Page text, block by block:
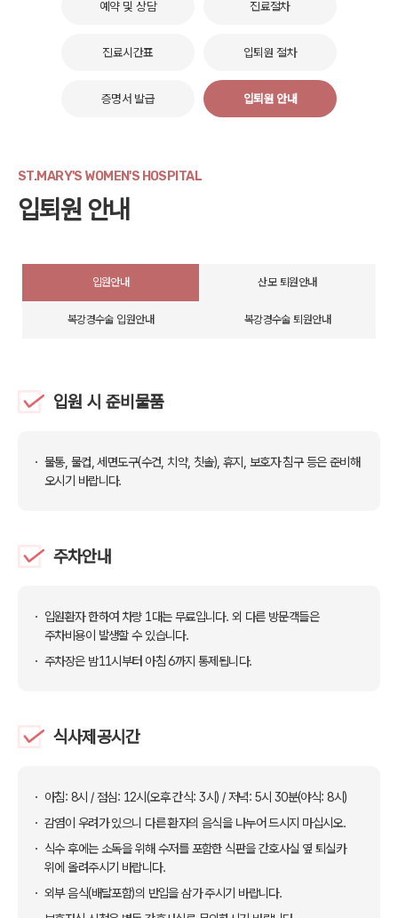
예약 및 상담 진료절차
진료시간표 입퇴원 절차
증명서 발급 입퇴원 안내
ST.MARY'S WOMEN'S HOSPITAL
입퇴원 안내
입원안내 산모 퇴원안내
복강경수술 입원안내 복강경수술 퇴원안내
입원 시 준비물품
물통, 물컵, 세면도구(수건, 치약, 칫솔), 휴지, 보호자 침구 등은 준비해
오시기 바랍니다.
주차안내
입원환자 한하여 차량 1대는 무료입니다. 외 다른 방문객들은
주차비용이 발생할 수 있습니다.
주차장은 밤11시부터 아침 6까지 통제됩니다.
식사제공시간
아침: 8시 / 점심: 12시(오후 간식: 3시) / 저녁: 5시 30분(야식: 8시)
감염이 우려가 있으니 다른 환자의 음식을 나누어 드시지 마십시오.
식수 후에는 소독을 위해 수저를 포함한 식판을 간호사실 옆 퇴실카
위에 올려주시기 바랍니다.
외부 음식(배달포함)의 반입을 삼가 주시기 바랍니다.